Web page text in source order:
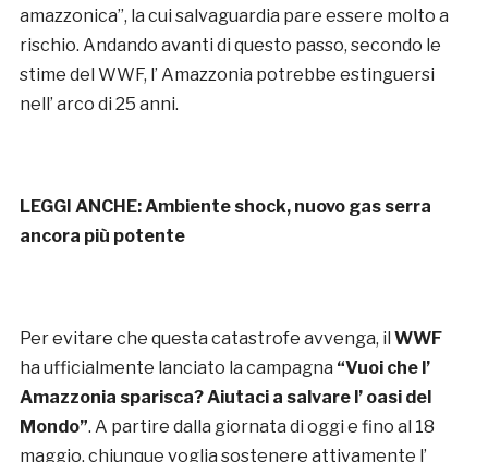
amazzonica”, la cui salvaguardia pare essere molto a
rischio. Andando avanti di questo passo, secondo le
stime del WWF, l’ Amazzonia potrebbe estinguersi
nell’ arco di 25 anni.
LEGGI ANCHE:Ambiente shock, nuovo gas serra
ancora più potente
Per evitare che questa catastrofe avvenga, il WWF
ha ufficialmente lanciato la campagna “Vuoi che l’
Amazzonia sparisca? Aiutaci a salvare l’ oasi del
Mondo”. A partire dalla giornata di oggi e fino al 18
maggio, chiunque voglia sostenere attivamente l’